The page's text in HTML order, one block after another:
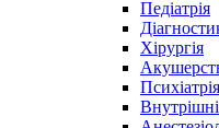
Педіатрія
Хірургія
Психіатрія